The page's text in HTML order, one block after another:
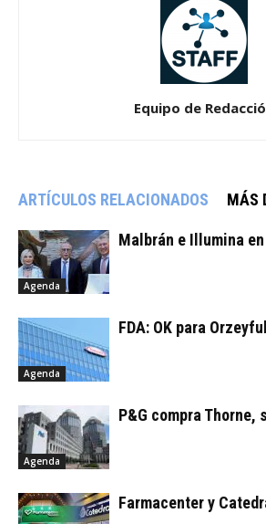
Equipo de
ARTÍCULOS RELACIONADOS MÁS
Agenda
Malbrán e Illumina
Agenda
FDA: OK para
Agenda
P&G compra Thorne,
Farmacenter y